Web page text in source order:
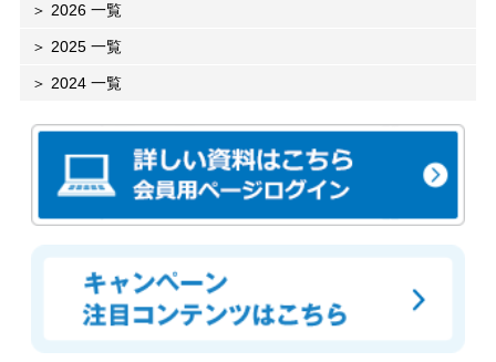
2026 一覧
2025 一覧
2024 一覧